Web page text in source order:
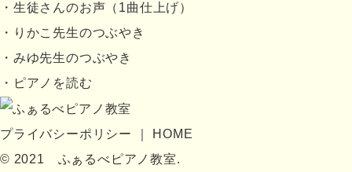
生徒さんのお声（1曲仕上げ）
りかこ先生のつぶやき
みゆ先生のつぶやき
ピアノを読む
プライバシーポリシー
HOME
© 2021 ふぁるべピアノ教室.